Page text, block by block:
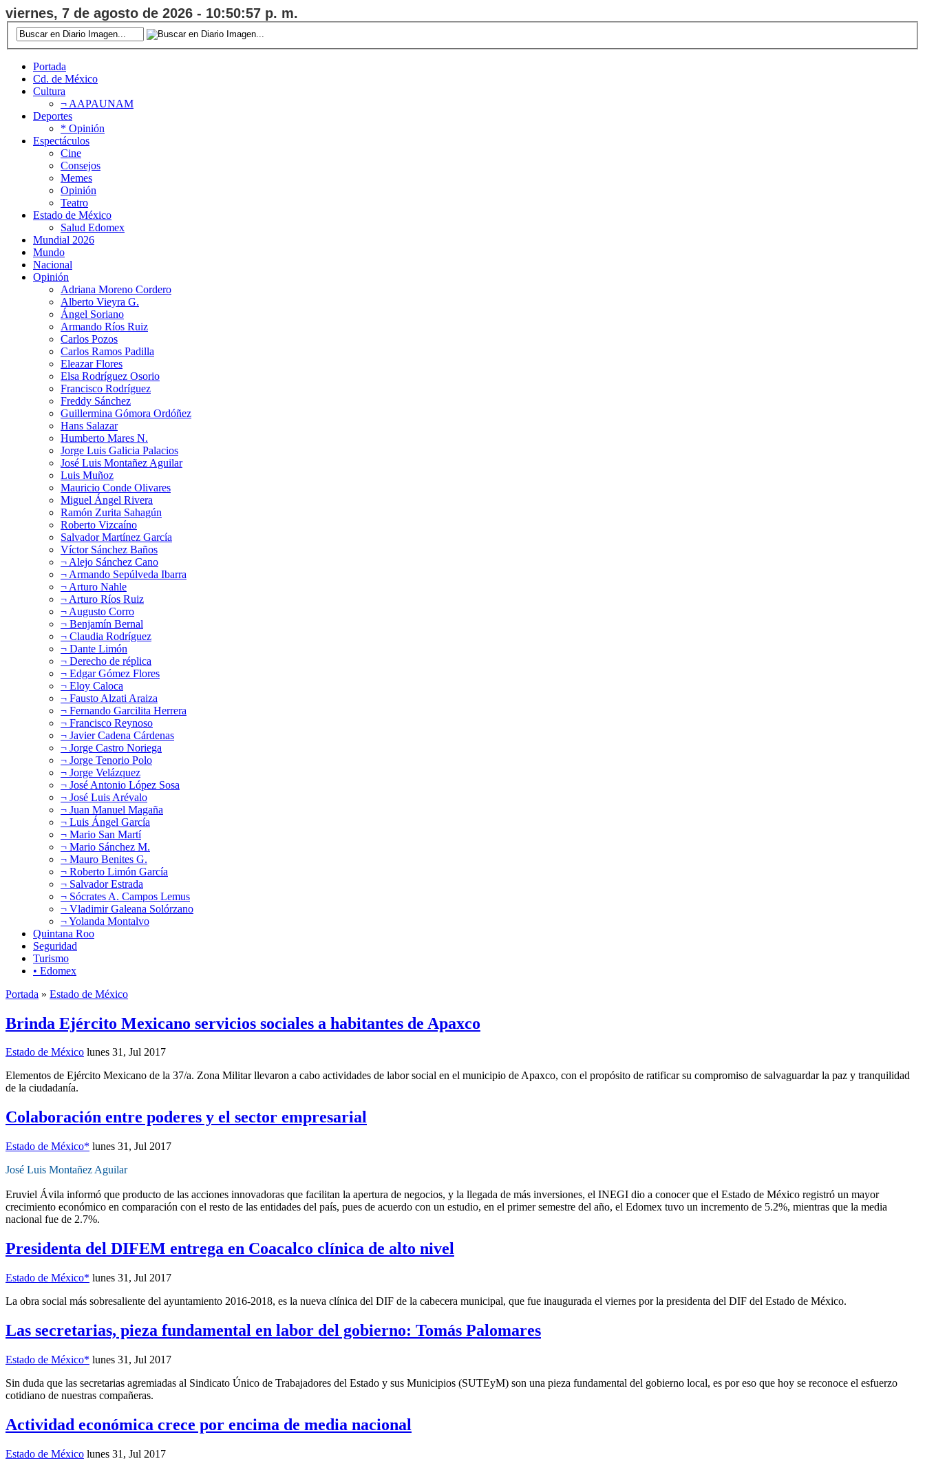
viernes, 7 de agosto de 2026 - 10:50:57 p. m.
Portada
Cd. de México
Cultura
¬ AAPAUNAM
Deportes
* Opinión
Espectáculos
Cine
Consejos
Memes
Opinión
Teatro
Estado de México
Salud Edomex
Mundial 2026
Mundo
Nacional
Opinión
Adriana Moreno Cordero
Alberto Vieyra G.
Ángel Soriano
Armando Ríos Ruiz
Carlos Pozos
Carlos Ramos Padilla
Eleazar Flores
Elsa Rodríguez Osorio
Francisco Rodríguez
Freddy Sánchez
Guillermina Gómora Ordóñez
Hans Salazar
Humberto Mares N.
Jorge Luis Galicia Palacios
José Luis Montañez Aguilar
Luis Muñoz
Mauricio Conde Olivares
Miguel Ángel Rivera
Ramón Zurita Sahagún
Roberto Vizcaíno
Salvador Martínez García
Víctor Sánchez Baños
¬ Alejo Sánchez Cano
¬ Armando Sepúlveda Ibarra
¬ Arturo Nahle
¬ Arturo Ríos Ruiz
¬ Augusto Corro
¬ Benjamín Bernal
¬ Claudia Rodríguez
¬ Dante Limón
¬ Derecho de réplica
¬ Edgar Gómez Flores
¬ Eloy Caloca
¬ Fausto Alzati Araiza
¬ Fernando Garcilita Herrera
¬ Francisco Reynoso
¬ Javier Cadena Cárdenas
¬ Jorge Castro Noriega
¬ Jorge Tenorio Polo
¬ Jorge Velázquez
¬ José Antonio López Sosa
¬ José Luis Arévalo
¬ Juan Manuel Magaña
¬ Luis Ángel García
¬ Mario San Martí
¬ Mario Sánchez M.
¬ Mauro Benites G.
¬ Roberto Limón García
¬ Salvador Estrada
¬ Sócrates A. Campos Lemus
¬ Vladimir Galeana Solórzano
¬ Yolanda Montalvo
Quintana Roo
Seguridad
Turismo
• Edomex
Portada » Estado de México
Brinda Ejército Mexicano servicios sociales a habitantes de Apaxco
Estado de México lunes 31, Jul 2017
Elementos de Ejército Mexicano de la 37/a. Zona Militar llevaron a cabo actividades de labor social en el municipio de Apaxco, con el propósito de ratificar su compromiso de salvaguardar la paz y tranquilidad
de la ciudadanía.
Colaboración entre poderes y el sector empresarial
Estado de México* lunes 31, Jul 2017
José Luis Montañez Aguilar
Eruviel Ávila informó que producto de las acciones innovadoras que facilitan la apertura de negocios, y la llegada de más inversiones, el INEGI dio a conocer que el Estado de México registró un mayor
crecimiento económico en comparación con el resto de las entidades del país, pues de acuerdo con un estudio, en el primer semestre del año, el Edomex tuvo un incremento de 5.2%, mientras que la media
nacional fue de 2.7%.
Presidenta del DIFEM entrega en Coacalco clínica de alto nivel
Estado de México* lunes 31, Jul 2017
La obra social más sobresaliente del ayuntamiento 2016-2018, es la nueva clínica del DIF de la cabecera municipal, que fue inaugurada el viernes por la presidenta del DIF del Estado de México.
Las secretarias, pieza fundamental en labor del gobierno: Tomás Palomares
Estado de México* lunes 31, Jul 2017
Sin duda que las secretarias agremiadas al Sindicato Único de Trabajadores del Estado y sus Municipios (SUTEyM) son una pieza fundamental del gobierno local, es por eso que hoy se reconoce el esfuerzo
cotidiano de nuestras compañeras.
Actividad económica crece por encima de media nacional
Estado de México lunes 31, Jul 2017